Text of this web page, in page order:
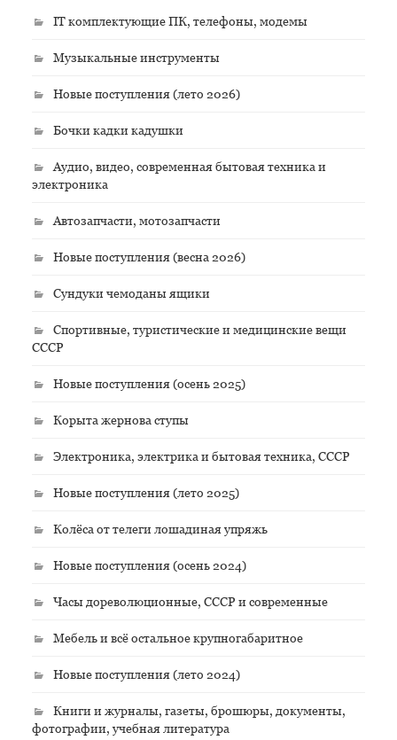
IT комплектующие ПК, телефоны, модемы
Музыкальные инструменты
Новые поступления (лето 2026)
Бочки кадки кадушки
Аудио, видео, современная бытовая техника и
электроника
Автозапчасти, мотозапчасти
Новые поступления (весна 2026)
Сундуки чемоданы ящики
Спортивные, туристические и медицинские вещи
СССР
Новые поступления (осень 2025)
Корыта жернова ступы
Электроника, электрика и бытовая техника, СССР
Новые поступления (лето 2025)
Колёса от телеги лошадиная упряжь
Новые поступления (осень 2024)
Часы дореволюционные, СССР и современные
Мебель и всё остальное крупногабаритное
Новые поступления (лето 2024)
Книги и журналы, газеты, брошюры, документы,
фотографии, учебная литература